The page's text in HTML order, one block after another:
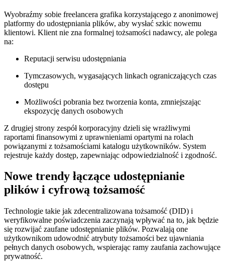
Wyobraźmy sobie freelancera grafika korzystającego z anonimowej
platformy do udostępniania plików, aby wysłać szkic nowemu
klientowi. Klient nie zna formalnej tożsamości nadawcy, ale polega
na:
Reputacji serwisu udostępniania
Tymczasowych, wygasających linkach ograniczających czas
dostępu
Możliwości pobrania bez tworzenia konta, zmniejszając
ekspozycję danych osobowych
Z drugiej strony zespół korporacyjny dzieli się wrażliwymi
raportami finansowymi z uprawnieniami opartymi na rolach
powiązanymi z tożsamościami katalogu użytkowników. System
rejestruje każdy dostęp, zapewniając odpowiedzialność i zgodność.
Nowe trendy łączące udostępnianie
plików i cyfrową tożsamość
Technologie takie jak zdecentralizowana tożsamość (DID) i
weryfikowalne poświadczenia zaczynają wpływać na to, jak będzie
się rozwijać zaufane udostępnianie plików. Pozwalają one
użytkownikom udowodnić atrybuty tożsamości bez ujawniania
pełnych danych osobowych, wspierając ramy zaufania zachowujące
prywatność.